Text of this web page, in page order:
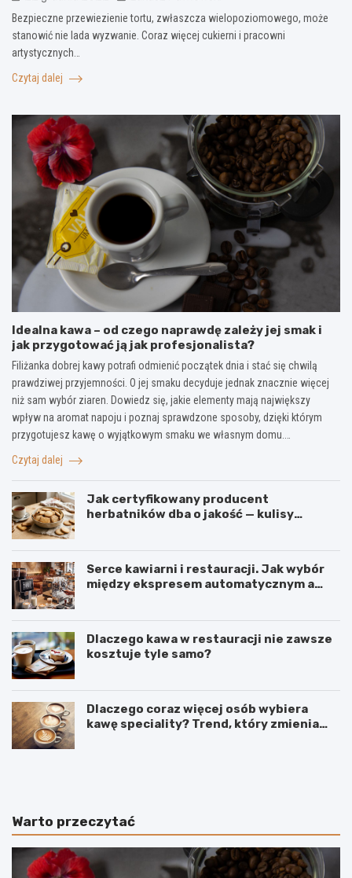
Bezpieczne przewiezienie tortu, zwłaszcza wielopoziomowego, może
stanowić nie lada wyzwanie. Coraz więcej cukierni i pracowni
artystycznych…
Czytaj dalej
Idealna kawa – od czego naprawdę zależy jej smak i
jak przygotować ją jak profesjonalista?
Filiżanka dobrej kawy potrafi odmienić początek dnia i stać się chwilą
prawdziwej przyjemności. O jej smaku decyduje jednak znacznie więcej
niż sam wybór ziaren. Dowiedz się, jakie elementy mają największy
wpływ na aromat napoju i poznaj sprawdzone sposoby, dzięki którym
przygotujesz kawę o wyjątkowym smaku we własnym domu.…
Czytaj dalej
Jak certyfikowany producent
herbatników dba o jakość — kulisy
Serce kawiarni i restauracji. Jak wybór
między ekspresem automatycznym a
Dlaczego kawa w restauracji nie zawsze
kosztuje tyle samo?
Dlaczego coraz więcej osób wybiera
kawę speciality? Trend, który zmienia
C
a
w
y
O
y
p
o
Warto przeczytać